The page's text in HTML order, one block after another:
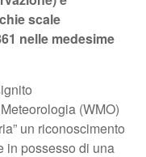
scale
nelle medesime
(WMO)
un riconoscimento
in possesso di una